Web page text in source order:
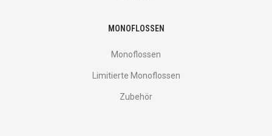
MONOFLOSSEN
Monoflossen
Limitierte Monoflossen
Zubehör